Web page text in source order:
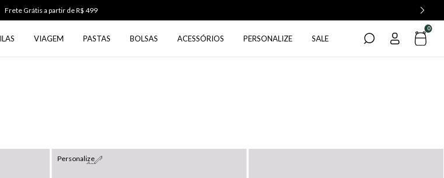
Frete Grátis a partir de R$ 499
VIAGEM PASTAS BOLSAS ACESSÓRIOS PERSONALIZE SALE
0
Personalize